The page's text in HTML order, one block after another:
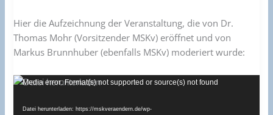
Hier die Aufzeichnung der Veranstaltung, die von Dr.
Thomas Mohr (Vorsitzender MSKv) eröffnet und von
Markus Brunnhuber (ebenfalls MSKv) moderiert wurde:
Video-
Media error: Format(s) not supported or source(s) not found
Datei herunterladen: https://mskveraendern.de/wp-